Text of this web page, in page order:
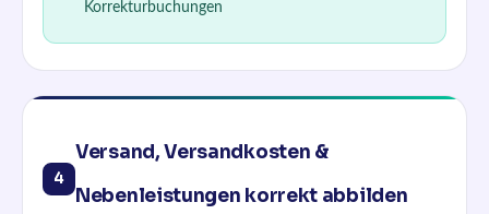
Korrekturbuchungen
4
Versand, Versandkosten &
Nebenleistungen korrekt abbilden